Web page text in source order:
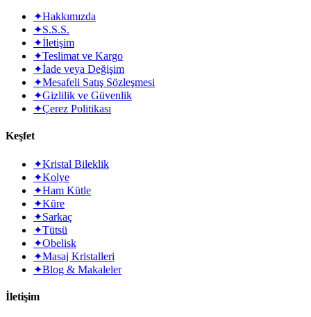
✦Hakkımızda
✦S.S.S.
✦İletişim
✦Teslimat ve Kargo
✦İade veya Değişim
✦Mesafeli Satış Sözleşmesi
✦Gizlilik ve Güvenlik
✦Çerez Politikası
Keşfet
✦Kristal Bileklik
✦Kolye
✦Ham Kütle
✦Küre
✦Sarkaç
✦Tütsü
✦Obelisk
✦Masaj Kristalleri
✦Blog & Makaleler
İletişim